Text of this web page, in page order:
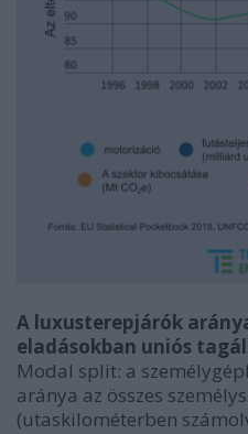
A luxusterepjárók
eladásokban uniós
Modal split: a
aránya az összes
(utaskilométerben